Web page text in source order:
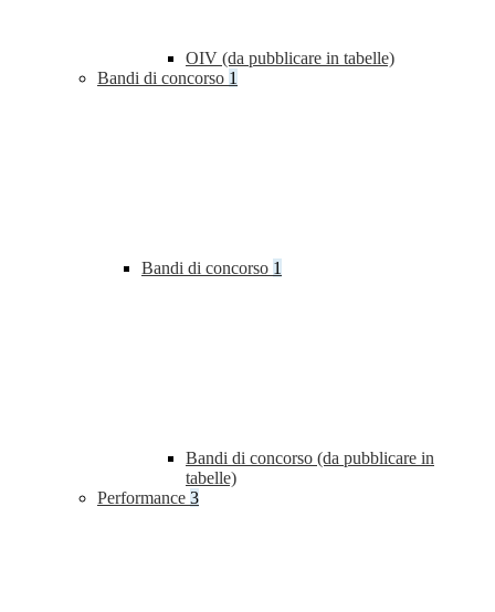
OIV (da pubblicare in tabelle)
Bandi di concorso 1
Bandi di concorso 1
Bandi di concorso (da pubblicare in
tabelle)
Performance 3